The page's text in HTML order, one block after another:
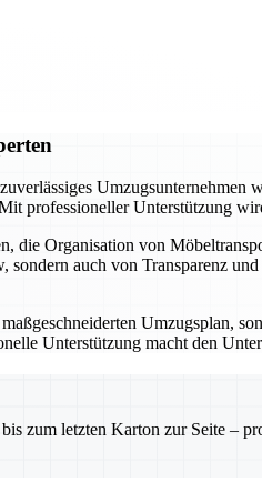
Umzugsunternehmen
professioneller Unterstützung
die Organisation von
auch von Transparenz und
Umzugsplan,
Unterstützung macht den
zum letzten Karton zur Seite –